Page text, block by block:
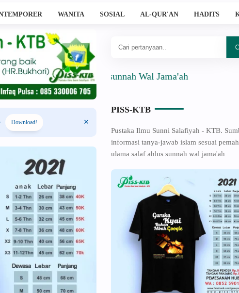
WANITA SOSIAL AL-QUR'AN HADITS
Download!
Ahlussunnah Wal Jama'ah
PISS-KTB
Pustaka Ilmu Sunni Salafiyah - KTB.
informasi tanya-jawab islam sesuai
ulama salaf ahlus sunnah wal jama'ah